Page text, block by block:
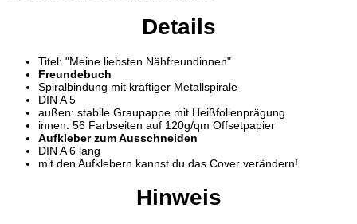
Details
Titel: "Meine liebsten Nähfreundinnen"
Freundebuch
Spiralbindung mit kräftiger Metallspirale
DIN A 5
außen: stabile Graupappe mit Heißfolienprägung
innen: 56 Farbseiten auf 120g/qm Offsetpapier
Aufkleber zum Ausschneiden
DIN A 6 lang
mit den Aufklebern kannst du das Cover verändern!
Hinweis